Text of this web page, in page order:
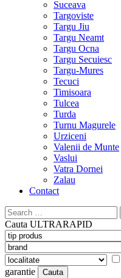
Suceava
Targoviste
Targu Jiu
Targu Neamt
Targu Ocna
Targu Secuiesc
Targu-Mures
Tecuci
Timisoara
Tulcea
Turda
Turnu Magurele
Urziceni
Valenii de Munte
Vaslui
Vatra Dornei
Zalau
Contact
Search
for:
Cauta ULTRARAPID
garantie